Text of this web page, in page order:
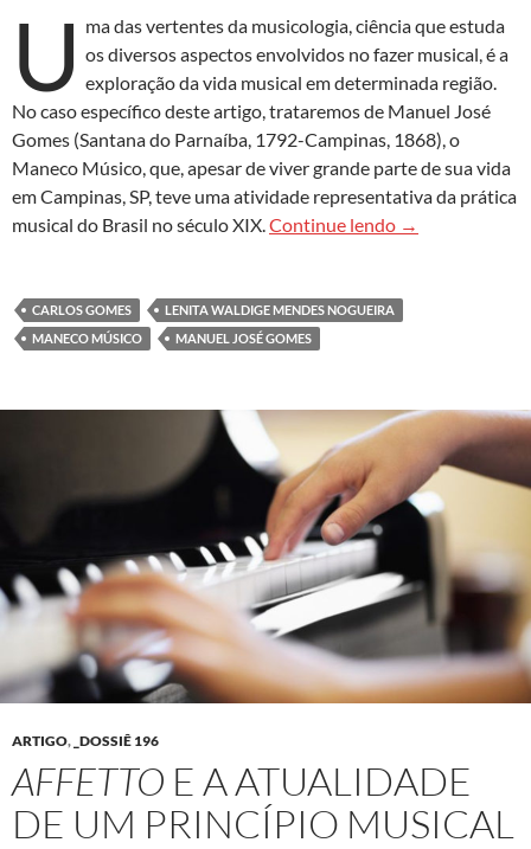
U ma das vertentes da musicologia, ciência que estuda
os diversos aspectos envolvidos no fazer musical, é a
exploração da vida musical em determinada região.
No caso específico deste artigo, trataremos de Manuel José
Gomes (Santana do Parnaíba, 1792-Campinas, 1868), o
Maneco Músico, que, apesar de viver grande parte de sua vida
em Campinas, SP, teve uma atividade representativa da prática
musical do Brasil no século XIX.Continue lendo ‘Maneco
→
CARLOS GOMES
LENITA WALDIGE MENDES NOGUEIRA
MANECO MÚSICO
MANUEL JOSÉ GOMES
ARTIGO, _DOSSIÊ 196
AFFETTO E A ATUALIDADE
DE UM PRINCÍPIO MUSICAL